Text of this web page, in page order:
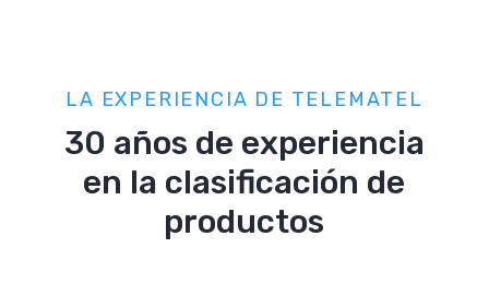
LA EXPERIENCIA DE TELEMATEL
30 años de experiencia
en la clasificación de
productos